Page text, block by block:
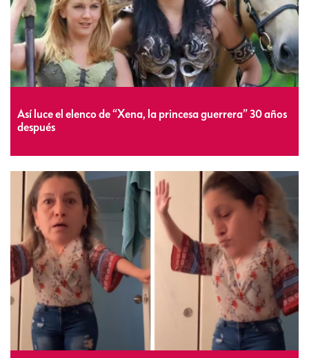
Así luce el elenco de “Xena, la princesa guerrera” 30 años
después